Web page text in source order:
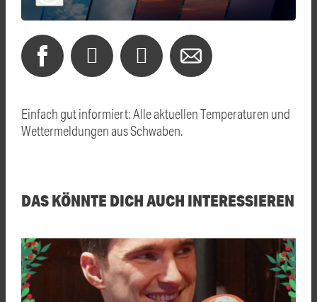
Einfach gut informiert: Alle aktuellen Temperaturen und
Wettermeldungen aus Schwaben.
DAS KÖNNTE DICH AUCH INTERESSIEREN